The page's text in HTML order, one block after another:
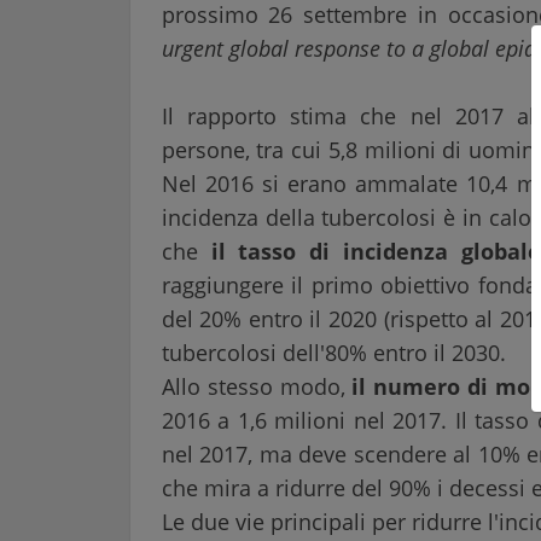
prossimo 26 settembre in
urgent global response to a global
Il rapporto stima che nel 2017
persone, tra cui 5,8 milioni di
Nel 2016 si erano ammalate 10,4
incidenza della tubercolosi è in
che il tasso di incidenza
raggiungere il primo obiettivo
del 20% entro il 2020 (rispetto al
tubercolosi dell'80% entro il 2030.
Allo stesso modo, il numero di
2016 a 1,6 milioni nel 2017. Il
nel 2017, ma deve scendere al
che mira a ridurre del 90% i decessi
Le due vie principali per ridurre